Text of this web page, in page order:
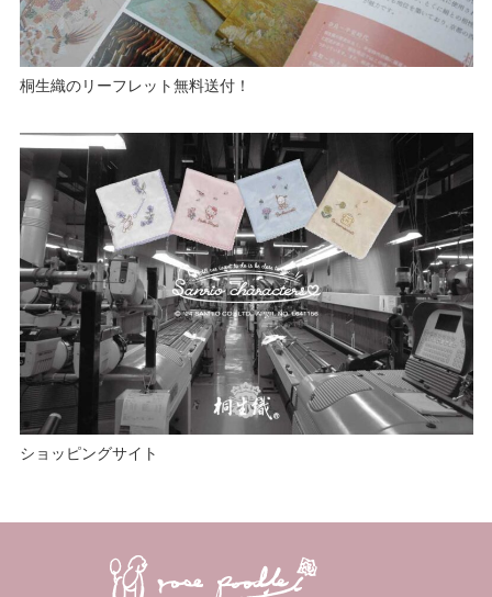
桐生織のリーフレット無料送付！
ショッピングサイト